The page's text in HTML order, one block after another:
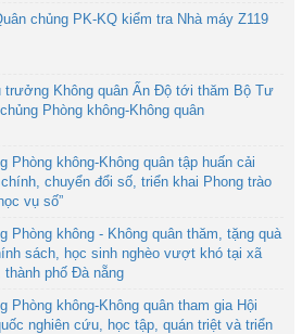
chủng PK-KQ kiểm tra Nhà máy Z119
trưởng Không quân Ấn Độ tới thăm Bộ Tư
Phòng không-Không quân
Phòng không-Không quân tập huấn cải
chuyển đổi số, triển khai Phong trào
vụ số”
Phòng không - Không quân thăm, tặng quà
sách, học sinh nghèo vượt khó tại xã
thành phố Đà nẵng
Phòng không-Không quân tham gia Hội
nghiên cứu, học tập, quán triệt và triển